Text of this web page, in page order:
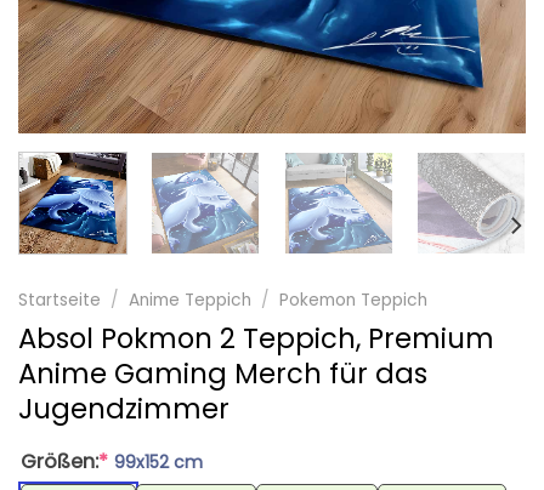
Startseite / Anime Teppich / Pokemon Teppich
Absol Pokmon 2 Teppich, Premium
Anime Gaming Merch für das
Jugendzimmer
Größen:* 99x152 cm